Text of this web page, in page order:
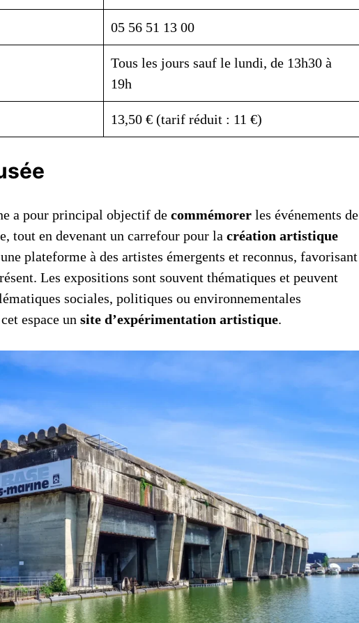
05 56 51 13 00
Tous les jours sauf le lundi, de 13h30 à
19h
13,50 € (tarif réduit : 11 €)
a pour principal objectif de commémorer les événements de
tout en devenant un carrefour pour la création artistique
plateforme à des artistes émergents et reconnus, favorisant
Les expositions sont souvent thématiques et peuvent
sociales, politiques ou environnementales
espace un site d’expérimentation artistique.